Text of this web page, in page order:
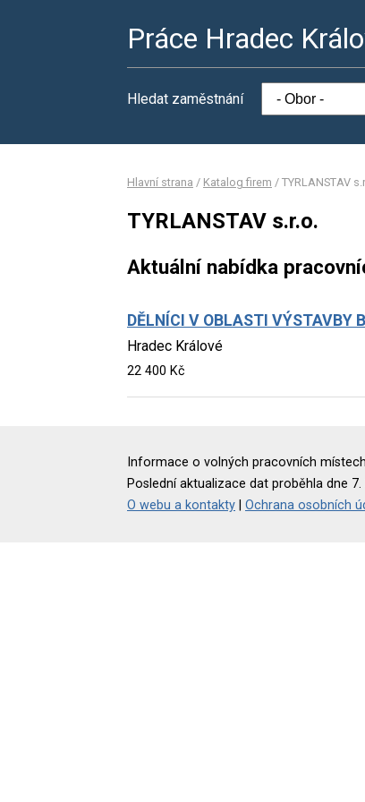
Práce Hradec
Hledat zaměstnání
Hlavní strana / Katalog firem / TYRLANSTAV
TYRLANSTAV s.r.o.
Aktuální nabídka
DĚLNÍCI V OBLASTI VÝSTAVBY
Hradec Králové
22 400 Kč
Informace o volných pracovních
Poslední aktualizace dat proběhla dne 7.
O webu a kontakty
Ochrana osobních